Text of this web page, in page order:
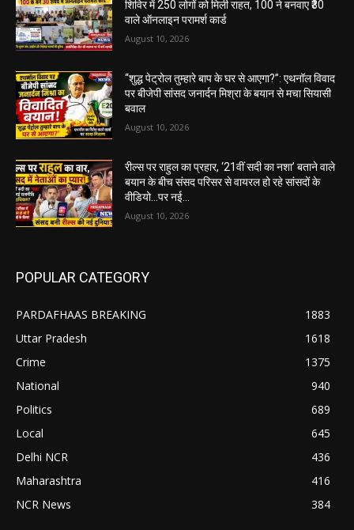
शिविर में 250 लोगों को मिली राहत, 100 ने बनवाए ₹30
वाले ऑनलाइन परामर्श कार्ड
August 10, 2026
“शुद्ध पेट्रोल तुम्हारे बाप के घर से आएगा?”: एथनॉल विवाद
पर बीजेपी सांसद जनार्दन मिश्रा के बयान से मचा सियासी
बवाल
August 10, 2026
रील्स पर राहुल का प्रहार, ‘21वीं सदी का नशा’ बताने वाले
बयान के बीच संसद परिसर से वायरल हो रहे सांसदों के
वीडियो…पर नई...
August 10, 2026
POPULAR CATEGORY
PARDAFHAAS BREAKING
1883
Uttar Pradesh
1618
Crime
1375
National
940
Politics
689
Local
645
Delhi NCR
436
Maharashtra
416
NCR News
384